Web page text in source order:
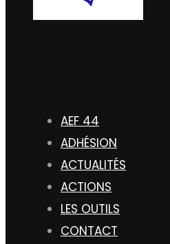
AEF 44
ADHÉSION
ACTUALITÉS
ACTIONS
LES OUTILS
CONTACT